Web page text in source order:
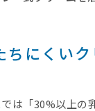
ちにくい
は「30%以上の